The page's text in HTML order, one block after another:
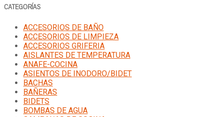
CATEGORÍAS
ACCESORIOS DE BAÑO
ACCESORIOS DE LIMPIEZA
ACCESORIOS GRIFERIA
AISLANTES DE TEMPERATURA
ANAFE-COCINA
ASIENTOS DE INODORO/BIDET
BACHAS
BAÑERAS
BIDETS
BOMBAS DE AGUA